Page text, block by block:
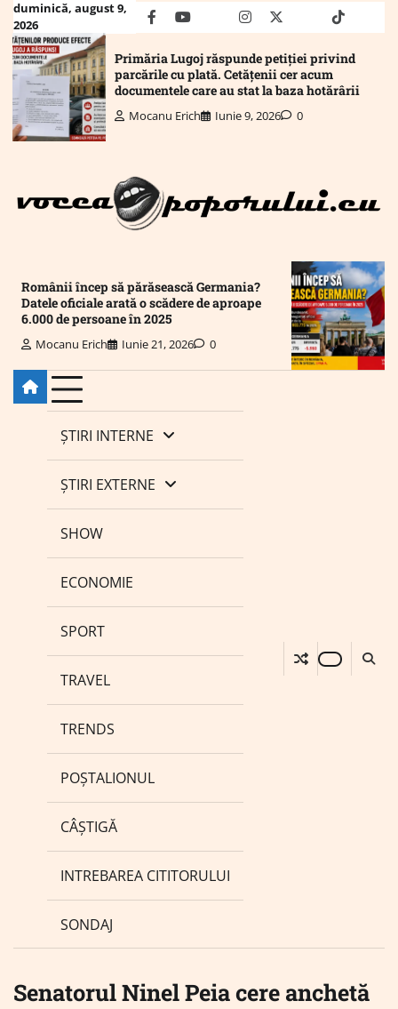
Skip
content
duminică, august 9,
2026
facebookyoutubeMailinstagram
twitter truthtiktok
Primăria Lugoj răspunde petiției privind
parcările cu plată. Cetățenii cer acum
documentele care au stat la baza hotărârii
Mocanu Erich Iunie 9, 2026 0
Românii încep să părăsească Germania?
Datele oficiale arată o scădere de aproape
6.000 de persoane în 2025
Mocanu Erich Iunie 21, 2026 0
ȘTIRI INTERNE
ȘTIRI EXTERNE
SHOW
ECONOMIE
SPORT
TRAVEL
TRENDS
POȘTALIONUL
CÂȘTIGĂ
INTREBAREA CITITORULUI
SONDAJ
Senatorul Ninel Peia cere anchetă